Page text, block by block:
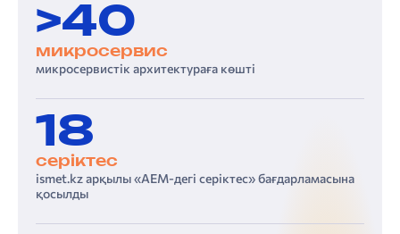
>40
микросервис
микросервистік архитектураға көшті
18
серіктес
ismet.kz арқылы «АЕМ-дегі серіктес» бағдарламасына
қосылды